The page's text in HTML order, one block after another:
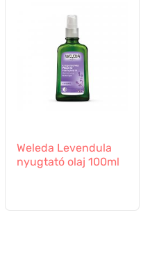
Weleda Levendula
nyugtató olaj 100ml